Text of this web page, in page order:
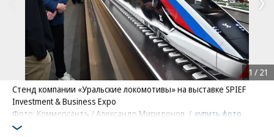
Стенд компании «Уральские локомотивы» на выставке SPIEF
Investment & Business Expo
Фото: Коммерсантъ / Александр Миридонов / купить фото
1 / 21